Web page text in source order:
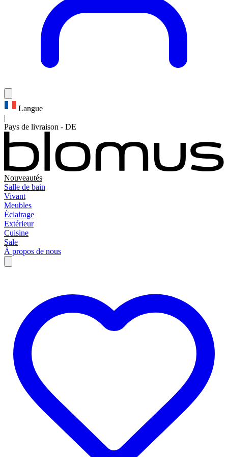
Langue
|
Pays de livraison - DE
Nouveautés
Salle de bain
Vivant
Meubles
Éclairage
Extérieur
Cuisine
Sale
À propos de nous